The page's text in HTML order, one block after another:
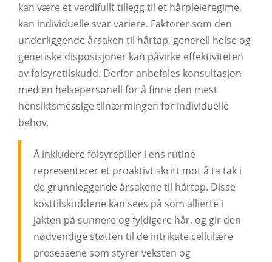
kan være et verdifullt tillegg til et hårpleieregime,
kan individuelle svar variere. Faktorer som den
underliggende årsaken til hårtap, generell helse og
genetiske disposisjoner kan påvirke effektiviteten
av folsyretilskudd. Derfor anbefales konsultasjon
med en helsepersonell for å finne den mest
hensiktsmessige tilnærmingen for individuelle
behov.
Å inkludere folsyrepiller i ens rutine
representerer et proaktivt skritt mot å ta tak i
de grunnleggende årsakene til hårtap. Disse
kosttilskuddene kan sees på som allierte i
jakten på sunnere og fyldigere hår, og gir den
nødvendige støtten til de intrikate cellulære
prosessene som styrer veksten og